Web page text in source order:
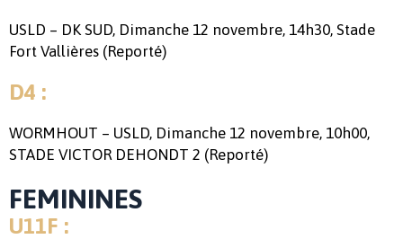
USLD – DK SUD, Dimanche 12 novembre, 14h30, Stade
Fort Vallières (Reporté)
D4 :
WORMHOUT – USLD, Dimanche 12 novembre, 10h00,
STADE VICTOR DEHONDT 2 (Reporté)
FEMININES
U11F :